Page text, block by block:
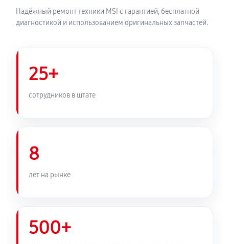
Надёжный ремонт техники MSI с гарантией, бесплатной
диагностикой и использованием оригинальных запчастей.
25+
сотрудников в штате
8
лет на рынке
500+